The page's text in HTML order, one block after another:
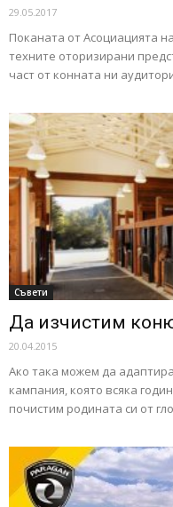
29.05.2017
Поканата от Асоциацията
техните оторизирани
част от конната ни
Съвети
Да изчистим
20.04.2015
Ако така можем да
кампания, която всяка
почистим родината си от